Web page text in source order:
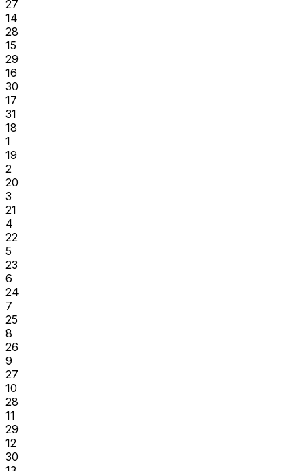
27
14
28
15
29
16
30
17
31
18
1
19
2
20
3
21
4
22
5
23
6
24
7
25
8
26
9
27
10
28
11
29
12
30